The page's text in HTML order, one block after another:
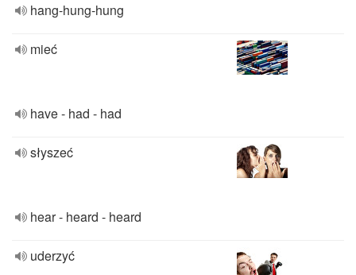
hang-hung-hung
mieć
have - had - had
słyszeć
hear - heard - heard
uderzyć